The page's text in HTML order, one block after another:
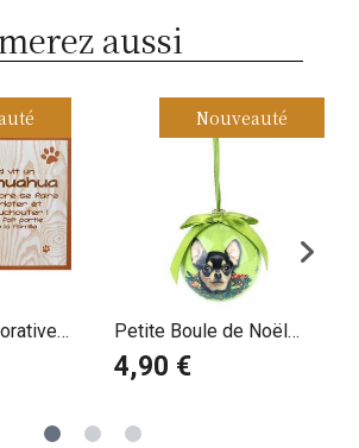
aussi
Nouveauté
Petite Boule de Noël
Chihuahua Noir et Feu
4,90 €